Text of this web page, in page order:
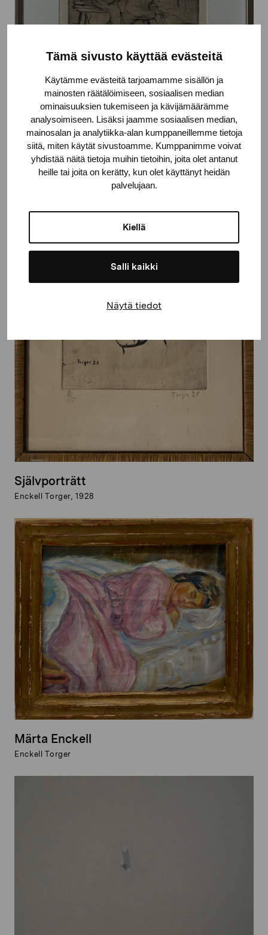
Tämä sivusto käyttää evästeitä
Käytämme evästeitä tarjoamamme sisällön ja
mainosten räätälöimiseen, sosiaalisen median
ominaisuuksien tukemiseen ja kävijämäärämme
analysoimiseen. Lisäksi jaamme sosiaalisen median,
mainosalan ja analytiikka-alan kumppaneillemme tietoja
siitä, miten käytät sivustoamme. Kumppanimme voivat
yhdistää näitä tietoja muihin tietoihin, joita olet antanut
heille tai joita on kerätty, kun olet käyttänyt heidän
palvelujaan.
Kiellä
Salli kaikki
Näytä tiedot
Par på bänk
Enckell Torger, 1930
Självporträtt
Enckell Torger, 1928
Märta Enckell
Enckell Torger